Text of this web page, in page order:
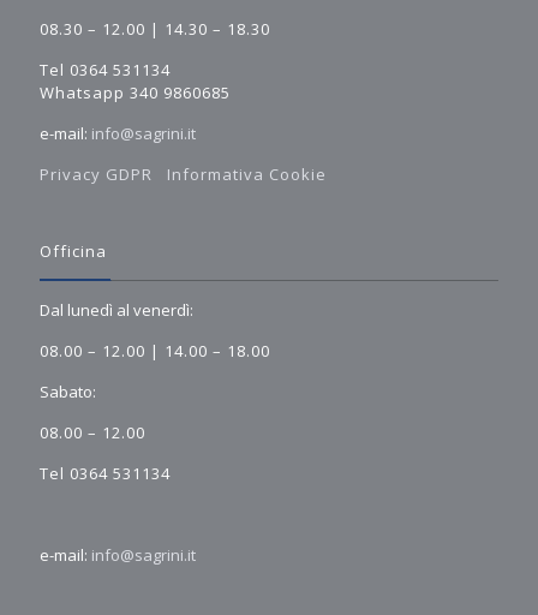
08.30 – 12.00 | 14.30 – 18.30
Tel 0364 531134
Whatsapp 340 9860685
e-mail: info@sagrini.it
Privacy GDPR
Informativa Cookie
Officina
Dal lunedì al venerdì:
08.00 – 12.00 | 14.00 – 18.00
Sabato:
08.00 – 12.00
Tel 0364 531134
e-mail: info@sagrini.it